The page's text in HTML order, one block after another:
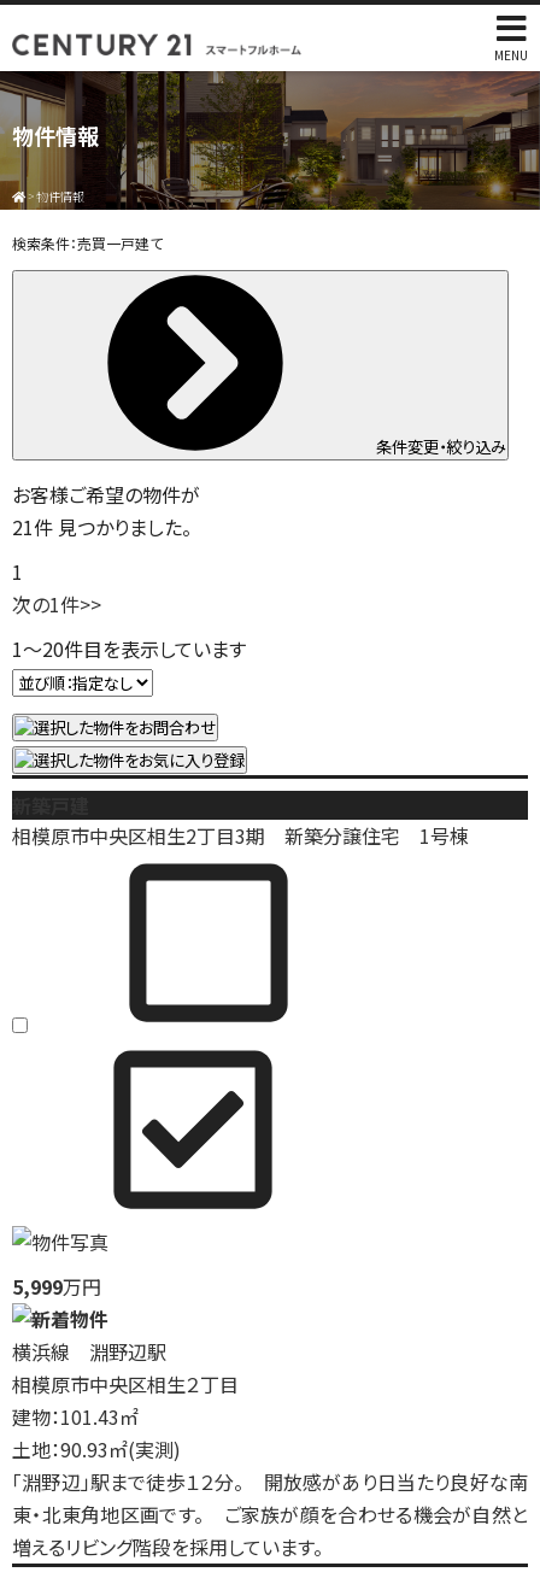
MENU
物件情報
>物件情報
検索条件：売買一戸建て
条件変更・絞り込み
お客様ご希望の物件が
21件 見つかりました。
1
次の1件>>
1～20件目を表示しています
相模原市中央区相生2丁目3期 新築分譲住宅 1号棟
5,999万円
横浜線 淵野辺駅
相模原市中央区相生２丁目
建物：101.43㎡
土地：90.93㎡(実測)
「淵野辺」駅まで徒歩１２分。 開放感があり日当たり良好な南
東・北東角地区画です。 ご家族が顔を合わせる機会が自然と
増えるリビング階段を採用しています。